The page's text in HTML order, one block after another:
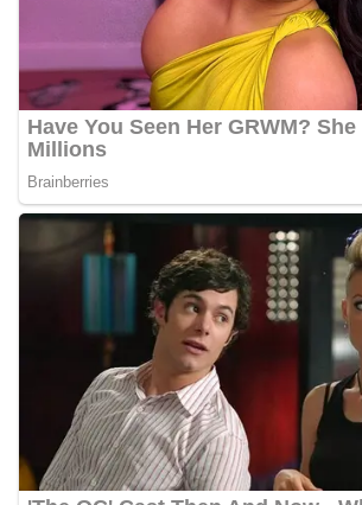
Petugas mengingatkan bahwa
bendera dengan benar
wujud nyata partisipasi
memperingati hari bersejarah
Indonesia.‎‎”Kami mengimbau
warga agar mulai
bendera Merah Putih di depan
masing secara penuh. Ini adalah
perjuangan para pahlawan
kemerdekaan,” ujar Aiptu
berdialog dengan warga.‎‎Ia juga
agar warga memperhatikan
akan dikibarkan, memastikan
keadaan bersih, tidak sobek,
dikibarkan sebagai simbol
negara.‎‎‎Selain menyampaikan
bendera, kegiatan sambang
dimanfaatkan sebagai sarana
warning) guna mengantisipasi
keamanan dan ketertiban